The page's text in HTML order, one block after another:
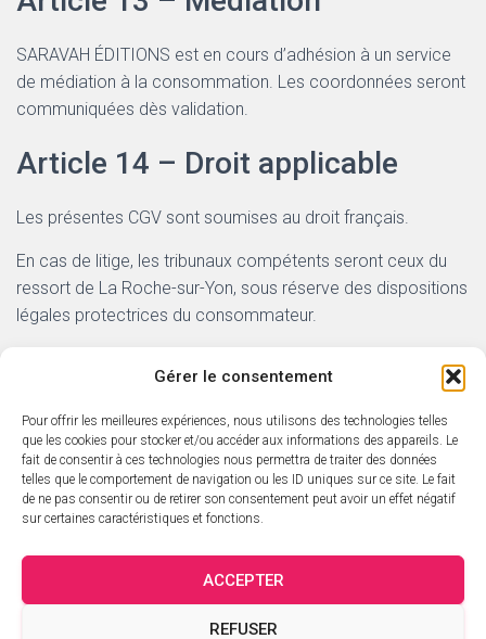
Gérer le consentement
Pour offrir les meilleures expériences, nous utilisons des technologies telles
que les cookies pour stocker et/ou accéder aux informations des appareils. Le
fait de consentir à ces technologies nous permettra de traiter des données
telles que le comportement de navigation ou les ID uniques sur ce site. Le fait
de ne pas consentir ou de retirer son consentement peut avoir un effet négatif
sur certaines caractéristiques et fonctions.
ACCEPTER
REFUSER
SARAVAH ÉDITIONS est en cours d’adhésion à un service
de médiation à la consommation. Les coordonnées seront
communiquées dès validation.
Article 14 – Droit applicable
Les présentes CGV sont soumises au droit français.
En cas de litige, les tribunaux compétents seront ceux du
ressort de La Roche-sur-Yon, sous réserve des dispositions
légales protectrices du consommateur.
ACCUEIL L’ACTUALITÉ SARAVAH
CATALOGUE SARAVAH LES ARTISTES